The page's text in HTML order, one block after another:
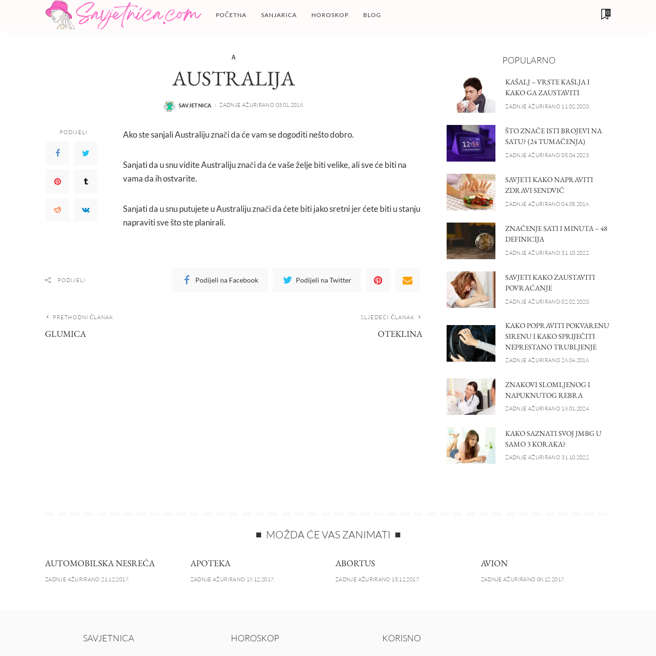
POČETNA SANJARICA HOROSKOP BLOG 0
A
AUSTRALIJA
POSTED
SAVJETNICA ZADNJE AŽURIRANO 03.01.2018.
PODIJELI Ako ste sanjali Australiju znači da će vam se dogoditi nešto dobro.
Sanjati da u snu vidite Australiju znači da će vaše želje biti velike, ali sve će biti na
vama da ih ostvarite.
Sanjati da u snu putujete u Australiju znači da ćete biti jako sretni jer ćete biti u stanju
napraviti sve što ste planirali.
PODIJELI Podijeli na Facebook Podijeli na Twitter
PRETHODNI ČLANAK
GLUMICA
SLJEDEĆI ČLANAK
OTEKLINA
POPULARNO
KAŠALJ – VRSTE KAŠLJA I
KAKO GA ZAUSTAVITI
ZADNJE AŽURIRANO 11.02.2020.
ŠTO ZNAČE ISTI BROJEVI NA
SATU? (24 TUMAČENJA)
ZADNJE AŽURIRANO 05.04.2023.
SAVJETI KAKO NAPRAVITI
ZDRAVI SENDVIČ
ZADNJE AŽURIRANO 04.05.2016.
ZNAČENJE SATI I MINUTA – 48
DEFINICIJA
ZADNJE AŽURIRANO 31.10.2022.
SAVJETI KAKO ZAUSTAVITI
POVRAĆANJE
ZADNJE AŽURIRANO 02.02.2020.
KAKO POPRAVITI POKVARENU
SIRENU I KAKO SPRIJEČITI
NEPRESTANO TRUBLJENJE
ZADNJE AŽURIRANO 26.04.2016.
ZNAKOVI SLOMLJENOG I
NAPUKNUTOG REBRA
ZADNJE AŽURIRANO 18.01.2024.
KAKO SAZNATI SVOJ JMBG U
SAMO 3 KORAKA?
ZADNJE AŽURIRANO 31.10.2022.
MOŽDA ĆE VAS ZANIMATI
AUTOMOBILSKA NESREĆA
ZADNJE AŽURIRANO 21.12.2017.
APOTEKA
ZADNJE AŽURIRANO 19.12.2017.
ABORTUS
ZADNJE AŽURIRANO 15.12.2017.
AVION
ZADNJE AŽURIRANO 08.12.2017.
SAVJETNICA HOROSKOP KORISNO